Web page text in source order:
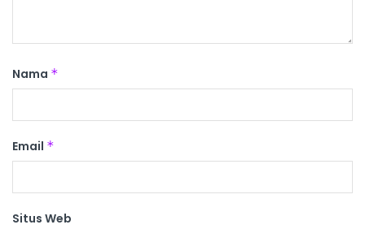
Nama *
Email *
Situs Web